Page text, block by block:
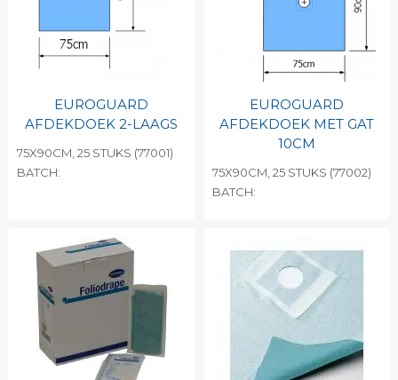
EUROGUARD
AFDEKDOEK 2-LAAGS
75X90CM, 25 STUKS (77001)
BATCH:
EUROGUARD
AFDEKDOEK MET GAT
10CM
75X90CM, 25 STUKS (77002)
BATCH: